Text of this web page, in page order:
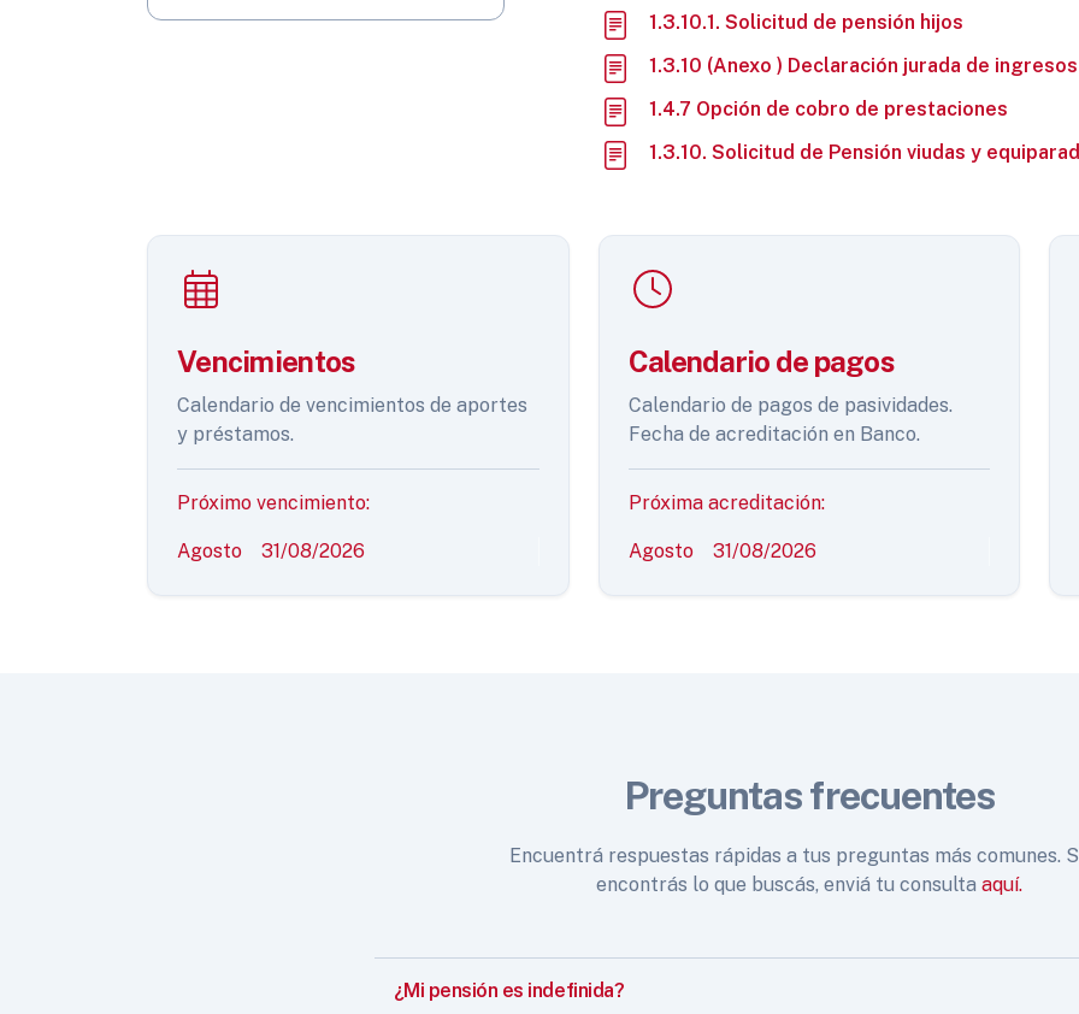
1.3.10.1. Solicitud de pensión hijos
1.3.10 (Anexo ) Declaración jurada de ingresos
1.4.7 Opción de cobro de prestaciones
1.3.10. Solicitud de Pensión viudas y
Vencimientos
Calendario de vencimientos de aportes
y préstamos.
Próximo vencimiento:
Agosto 31/08/2026
Calendario de pagos
Calendario de pagos de pasividades.
Fecha de acreditación en Banco.
Próxima acreditación:
Agosto 31/08/2026
Preguntas frecuentes
Encuentrá respuestas rápidas a tus preguntas más comunes.
encontrás lo que buscás, enviá tu consulta aquí.
¿Mi pensión es indefinida?